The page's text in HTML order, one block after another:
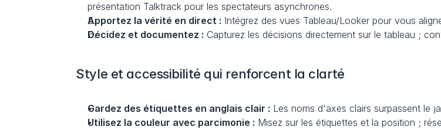
présentation Talktrack pour les spectateurs asynchrones.
Apportez la vérité en direct : Intégrez des vues Tableau/Looker pour vous
Décidez et documentez : Capturez les décisions directement sur le tableau ;
Style et accessibilité qui renforcent la clarté
Gardez des étiquettes en anglais clair : Les noms d'axes clairs surpassent le
Utilisez la couleur avec parcimonie : Misez sur les étiquettes et la position ;